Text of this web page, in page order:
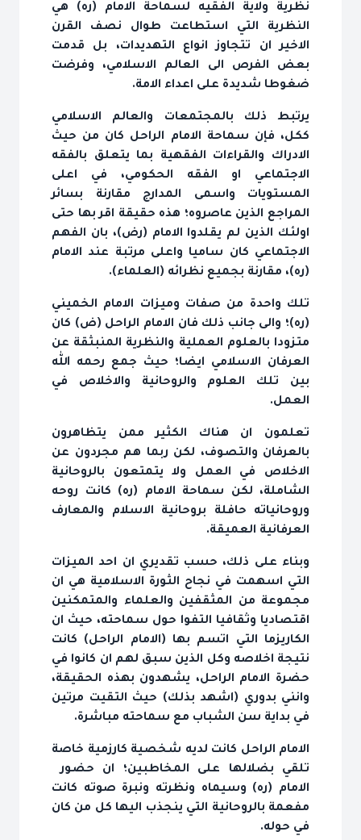
نظرية ولاية الفقيه لسماحة الامام (ره) هي
النظرية التي استطاعت طوال نصف القرن
الاخير ان تتجاوز انواع التهديدات، بل قدمت
بعض الفرص الى العالم الاسلامي، وفرضت
ضغوطا شديدة على اعداء الامة.
يرتبط ذلك بالمجتمعات والعالم الاسلامي
ككل، فإن سماحة الامام الراحل كان من حيث
الادراك والقراءات الفقهية بما يتعلق بالفقه
الاجتماعي او الفقه الحكومي، في اعلى
المستويات واسمى المدارج مقارنة بسائر
المراجع الذين عاصروه؛ هذه حقيقة اقر بها حتى
اولئك الذين لم يقلدوا الامام (رض)، بان الفهم
الاجتماعي كان ساميا واعلى مرتبة عند الامام
(ره)، مقارنة بجميع نظرائه (العلماء).
تلك واحدة من صفات وميزات الامام الخميني
(ره)؛ والى جانب ذلك فان الامام الراحل (ض) كان
متزودا بالعلوم العملية والنظرية المنبثقة عن
العرفان الاسلامي ايضا؛ حيث جمع رحمه الله
بين تلك العلوم والروحانية والاخلاص في
العمل.
تعلمون ان هناك الكثير ممن يتظاهرون
بالعرفان والتصوف، لكن ربما هم مجردون عن
الاخلاص في العمل ولا يتمتعون بالروحانية
الشاملة، لكن سماحة الامام (ره) كانت روحه
وروحانياته حافلة بروحانية الاسلام والمعارف
العرفانية العميقة.
وبناء على ذلك، حسب تقديري ان احد الميزات
التي اسهمت في نجاح الثورة الاسلامية هي ان
مجموعة من المثقفين والعلماء والمتمكنين
اقتصاديا وثقافيا التفوا حول سماحته، حيث ان
الكاريزما التي اتسم بها (الامام الراحل) كانت
نتيجة اخلاصه وكل الذين سبق لهم ان كانوا في
حضرة الامام الراحل، يشهدون بهذه الحقيقة،
وانني بدوري (اشهد بذلك) حيث التقيت مرتين
في بداية سن الشباب مع سماحته مباشرة.
الامام الراحل كانت لديه شخصية كارزمية خاصة
تلقي بضلالها على المخاطبين؛ ان حضور
الامام (ره) وسيماه ونظرته ونبرة صوته كانت
مفعمة بالروحانية التي ينجذب اليها كل من كان
في حوله.